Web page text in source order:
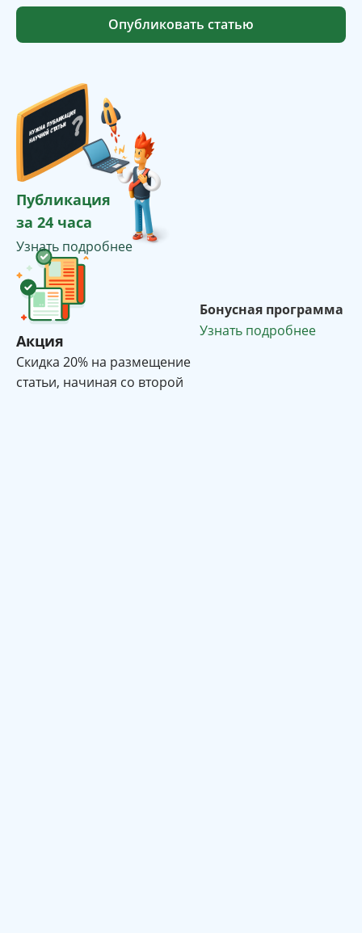
Опубликовать статью
Публикация
за 24 часа
Узнать подробнее
Акция
Cкидка 20% на размещение
статьи, начиная со второй
Бонусная программа
Узнать подробнее